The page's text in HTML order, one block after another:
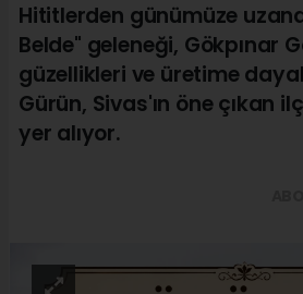
Hititlerden günümüze
Belde" geleneği, Gökpınar
güzellikleri ve üretime
Gürün, Sivas'ın öne çıkan
yer alıyor.